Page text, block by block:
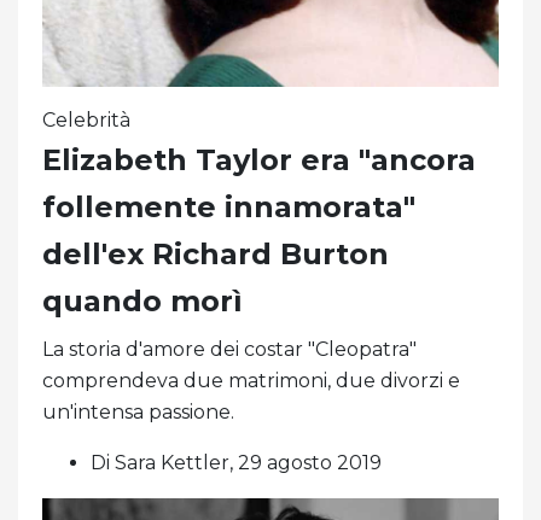
Celebrità
Elizabeth Taylor era "ancora
follemente innamorata"
dell'ex Richard Burton
quando morì
La storia d'amore dei costar "Cleopatra"
comprendeva due matrimoni, due divorzi e
un'intensa passione.
Di Sara Kettler, 29 agosto 2019